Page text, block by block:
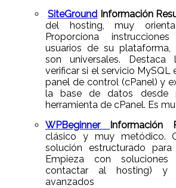
SiteGround Información
del hosting, muy
Proporciona
usuarios de su
son universales.
verificar si el servicio MySQL
panel de control (cPanel) y
la base de datos desde
herramienta de cPanel. Es
WPBeginner
Información
clásico y muy metódico.
solución estructurado
Empieza con soluciones
contactar al hosting) y
avanzados